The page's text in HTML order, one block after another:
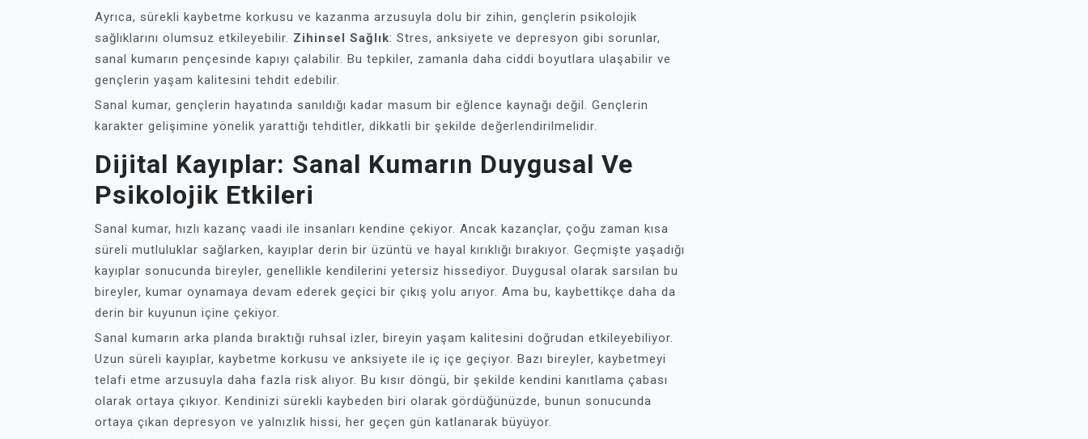
Ayrıca, sürekli kaybetme korkusu ve kazanma arzusuyla dolu bir zihin, gençlerin psikolojik
sağlıklarını olumsuz etkileyebilir. Zihinsel Sağlık: Stres, anksiyete ve depresyon gibi sorunlar,
sanal kumarın pençesinde kapıyı çalabilir. Bu tepkiler, zamanla daha ciddi boyutlara ulaşabilir ve
gençlerin yaşam kalitesini tehdit edebilir.
Sanal kumar, gençlerin hayatında sanıldığı kadar masum bir eğlence kaynağı değil. Gençlerin
karakter gelişimine yönelik yarattığı tehditler, dikkatli bir şekilde değerlendirilmelidir.
Dijital Kayıplar: Sanal Kumarın Duygusal Ve
Psikolojik Etkileri
Sanal kumar, hızlı kazanç vaadi ile insanları kendine çekiyor. Ancak kazançlar, çoğu zaman kısa
süreli mutluluklar sağlarken, kayıplar derin bir üzüntü ve hayal kırıklığı bırakıyor. Geçmişte yaşadığı
kayıplar sonucunda bireyler, genellikle kendilerini yetersiz hissediyor. Duygusal olarak sarsılan bu
bireyler, kumar oynamaya devam ederek geçici bir çıkış yolu arıyor. Ama bu, kaybettikçe daha da
derin bir kuyunun içine çekiyor.
Sanal kumarın arka planda bıraktığı ruhsal izler, bireyin yaşam kalitesini doğrudan etkileyebiliyor.
Uzun süreli kayıplar, kaybetme korkusu ve anksiyete ile iç içe geçiyor. Bazı bireyler, kaybetmeyi
telafi etme arzusuyla daha fazla risk alıyor. Bu kısır döngü, bir şekilde kendini kanıtlama çabası
olarak ortaya çıkıyor. Kendinizi sürekli kaybeden biri olarak gördüğünüzde, bunun sonucunda
ortaya çıkan depresyon ve yalnızlık hissi, her geçen gün katlanarak büyüyor.